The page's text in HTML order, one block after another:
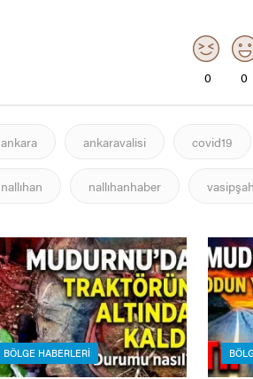
0 0
ankara ankaravalisi covid19
nallıhan nallıhanhaber
BÖLGE HABERLERI